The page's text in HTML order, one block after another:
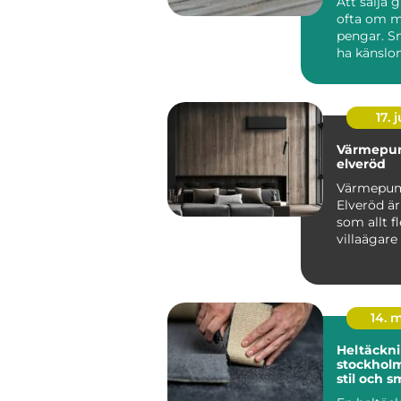
ofta om
pengar.
ha
komma
17.
elveröd
Elveröd
som allt
villaägare
14.
stockholm
stil och